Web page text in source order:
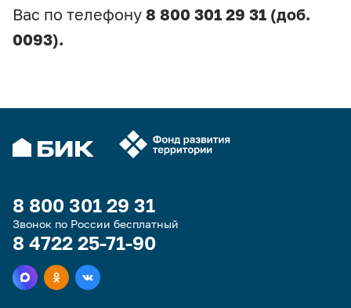
Вас по телефону 8 800 301 29 31 (доб.
0093).
8 800 301 29 31
Звонок по России бесплатный
8 4722 25-71-90